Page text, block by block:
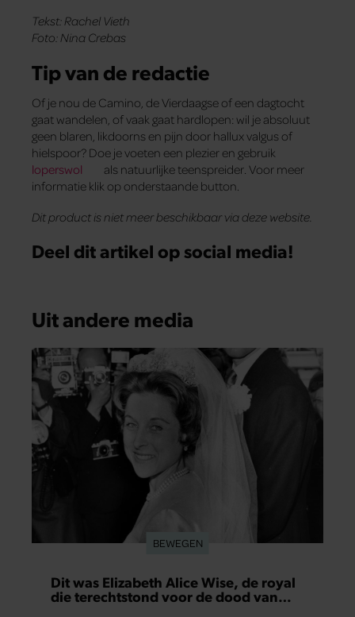
Tekst: Rachel Vieth
Foto: Nina Crebas
Tip van de redactie
Of je nou de Camino, de Vierdaagse of een dagtocht
gaat wandelen, of vaak gaat hardlopen: wil je absoluut
geen blaren, likdoorns en pijn door hallux valgus of
hielspoor? Doe je voeten een plezier en gebruik
loperswol
als natuurlijke teenspreider. Voor meer
informatie klik op onderstaande button.
Dit product is niet meer beschikbaar via deze website.
Deel dit artikel op social media!
Uit andere media
BEWEGEN
Dit was Elizabeth Alice Wise, de royal
die terechtstond voor de dood van